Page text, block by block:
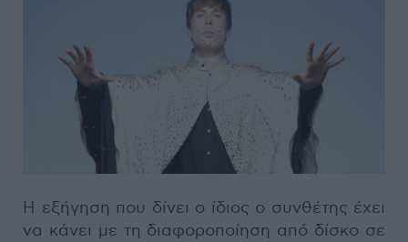
Η εξήγηση που δίνει ο ίδιος ο συνθέτης έχει
να κάνει με τη διαφοροποίηση από δίσκο σε